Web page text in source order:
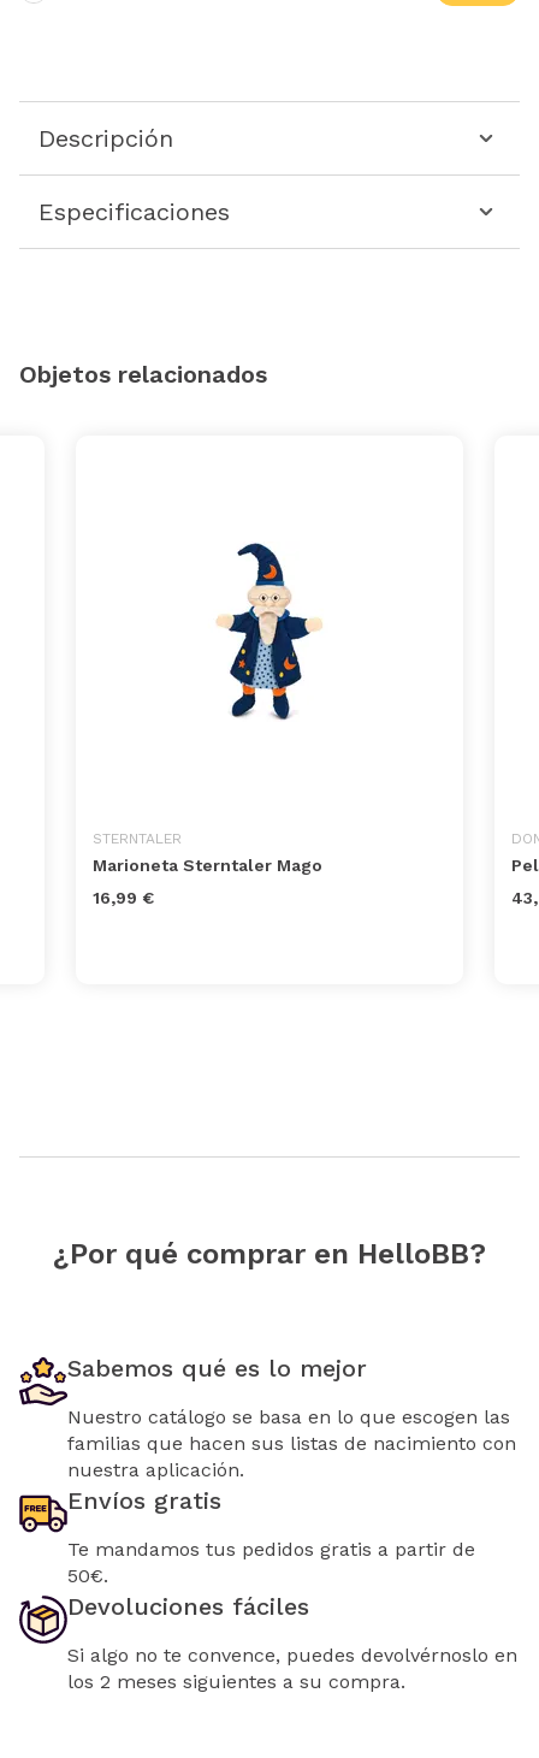
Descripción
Especificaciones
Objetos relacionados
STERNTALER
Marioneta Sterntaler Mago
16,99 €
¿Por qué comprar en HelloBB?
Sabemos qué es lo mejor
Nuestro catálogo se basa en lo que escogen las
familias que hacen sus listas de nacimiento con
nuestra aplicación.
Envíos gratis
Te mandamos tus pedidos gratis a partir de
50€.
Devoluciones fáciles
Si algo no te convence, puedes devolvérnoslo en
los 2 meses siguientes a su compra.